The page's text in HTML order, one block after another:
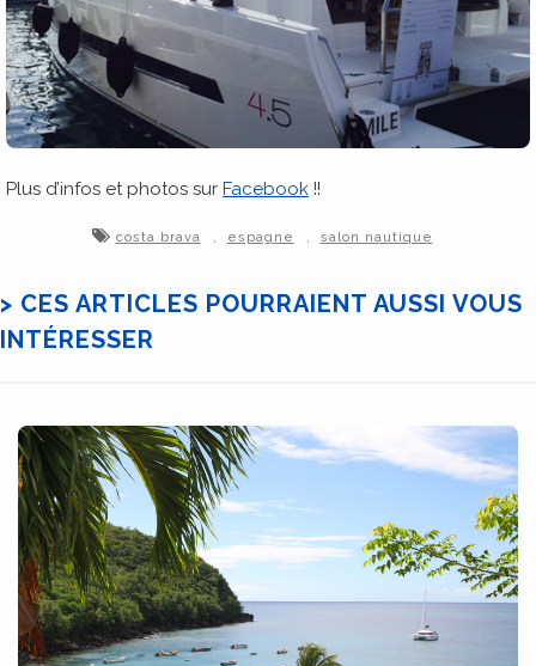
Plus d’infos et photos sur Facebook !!
costa brava , espagne , salon nautique
> CES ARTICLES POURRAIENT AUSSI VOUS
INTÉRESSER